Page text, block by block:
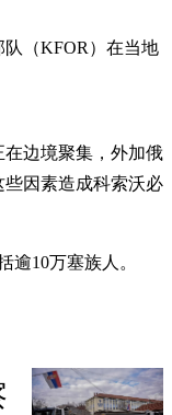
（KFOR）在当地
边境聚集，外加俄
因素造成科索沃必
逾10万塞族人。